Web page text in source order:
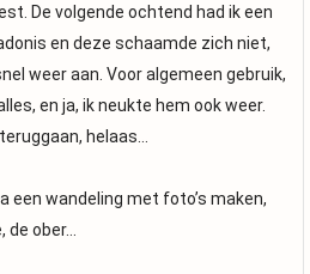
De volgende ochtend had ik een
en deze schaamde zich niet,
weer aan. Voor algemeen gebruik,
en ja, ik neukte hem ook weer.
helaas…
een wandeling met foto’s maken,
ober…